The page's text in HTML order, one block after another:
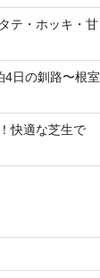
テ・ホッキ・甘
4日の釧路〜根室
快適な芝生で